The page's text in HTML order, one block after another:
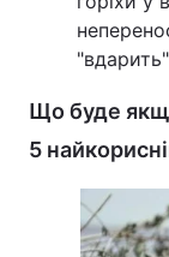
Що буде
5